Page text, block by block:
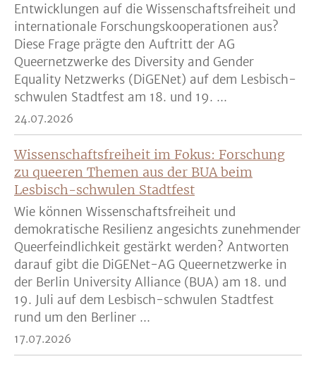
Entwicklungen auf die Wissenschaftsfreiheit und
internationale Forschungskooperationen aus?
Diese Frage prägte den Auftritt der AG
Queernetzwerke des Diversity and Gender
Equality Netzwerks (DiGENet) auf dem Lesbisch-
schwulen Stadtfest am 18. und 19. ...
24.07.2026
Wissenschaftsfreiheit im Fokus: Forschung
zu queeren Themen aus der BUA beim
Lesbisch-schwulen Stadtfest
Wie können Wissenschaftsfreiheit und
demokratische Resilienz angesichts zunehmender
Queerfeindlichkeit gestärkt werden? Antworten
darauf gibt die DiGENet-AG Queernetzwerke in
der Berlin University Alliance (BUA) am 18. und
19. Juli auf dem Lesbisch-schwulen Stadtfest
rund um den Berliner ...
17.07.2026